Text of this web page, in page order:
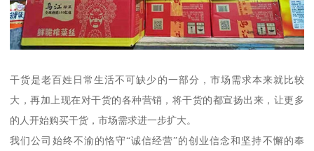
干货是老百姓日常生活不可缺少的一部分，市场需求本来就比较
大，再加上现在对干货的各种营销，将干货的都宣扬出来，让更多
的人开始购买干货，市场需求进一步扩大。
我们公司始终不渝的恪守“诚信经营”的创业信念和坚持不懈的奉